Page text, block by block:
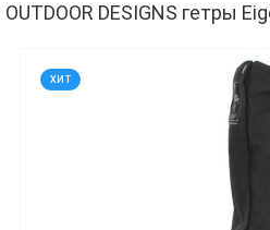
OUTDOOR DESIGNS гетры
ХИТ